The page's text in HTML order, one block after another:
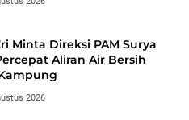
Minta Direksi PAM Surya
Aliran Air Bersih
2026